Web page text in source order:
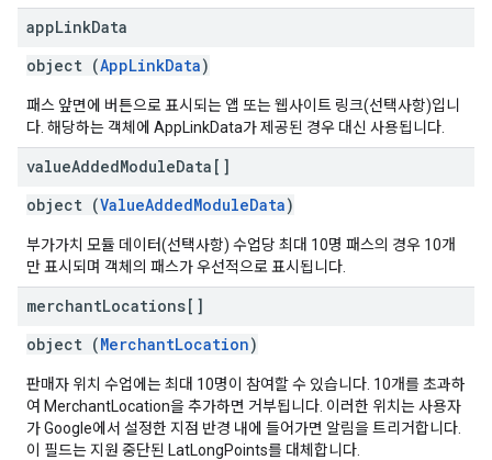
appLinkData
object (AppLinkData)
패스 앞면에 버튼으로 표시되는 앱 또는 웹사이트 링크(선택사항)입니
다. 해당하는 객체에 AppLinkData가 제공된 경우 대신 사용됩니다.
valueAddedModuleData[]
object (ValueAddedModuleData)
부가가치 모듈 데이터(선택사항) 수업당 최대 10명 패스의 경우 10개
만 표시되며 객체의 패스가 우선적으로 표시됩니다.
merchantLocations[]
object (MerchantLocation)
판매자 위치 수업에는 최대 10명이 참여할 수 있습니다. 10개를 초과하
여 MerchantLocation을 추가하면 거부됩니다. 이러한 위치는 사용자
가 Google에서 설정한 지점 반경 내에 들어가면 알림을 트리거합니다.
이 필드는 지원 중단된 LatLongPoints를 대체합니다.